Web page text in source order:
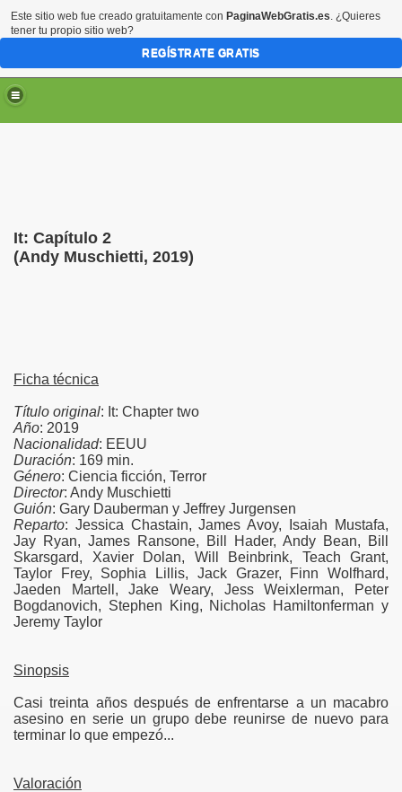
It: Capítulo 2
(Andy Muschietti, 2019)
Ficha técnica
Título original: It: Chapter two
Año: 2019
Nacionalidad: EEUU
Duración: 169 min.
Género: Ciencia ficción, Terror
Director: Andy Muschietti
Guión: Gary Dauberman y Jeffrey Jurgensen
Reparto: Jessica Chastain, James Avoy, Isaiah Mustafa,
Jay Ryan, James Ransone, Bill Hader, Andy Bean, Bill
Skarsgard, Xavier Dolan, Will Beinbrink, Teach Grant,
Taylor Frey, Sophia Lillis, Jack Grazer, Finn Wolfhard,
Jaeden Martell, Jake Weary, Jess Weixlerman, Peter
Bogdanovich, Stephen King, Nicholas Hamiltonferman y
Jeremy Taylor
Sinopsis
Casi treinta años después de enfrentarse a un macabro
asesino en serie un grupo debe reunirse de nuevo para
terminar lo que empezó...
Valoración
Este sitio web fue creado gratuitamente con PaginaWebGratis.es. ¿Quieres
tener tu propio sitio web?
REGÍSTRATE GRATIS